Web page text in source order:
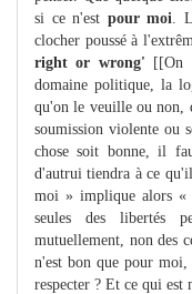
si ce n'est pour moi .
clocher poussé à
right or wrong' [[On
domaine politique, la
qu'on le veuille ou non,
soumission violente ou
chose soit bonne, il
d'autrui tiendra à ce
moi » implique alors
seules des libertés
mutuellement, non des
n'est bon que pour moi,
respecter ? Et ce qui est